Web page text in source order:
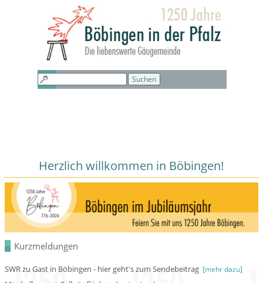
Direkt zum Seiteninhalt
Menü überspringen
Suchen
Herzlich willkommen in Böbingen!
Kurzmeldungen
SWR zu Gast in Böbingen - hier geht's zum Sendebeitrag [mehr dazu]